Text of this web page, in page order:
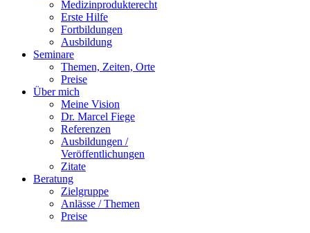
Medizinprodukterecht
Erste Hilfe
Fortbildungen
Ausbildung
Seminare
Themen, Zeiten, Orte
Preise
Über mich
Meine Vision
Dr. Marcel Fiege
Referenzen
Ausbildungen /
Veröffentlichungen
Zitate
Beratung
Zielgruppe
Anlässe / Themen
Preise